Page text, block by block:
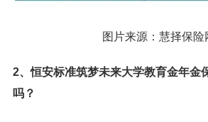
图片来源：慧择保险
2、恒安标准筑梦未来大学教育金年金
吗？